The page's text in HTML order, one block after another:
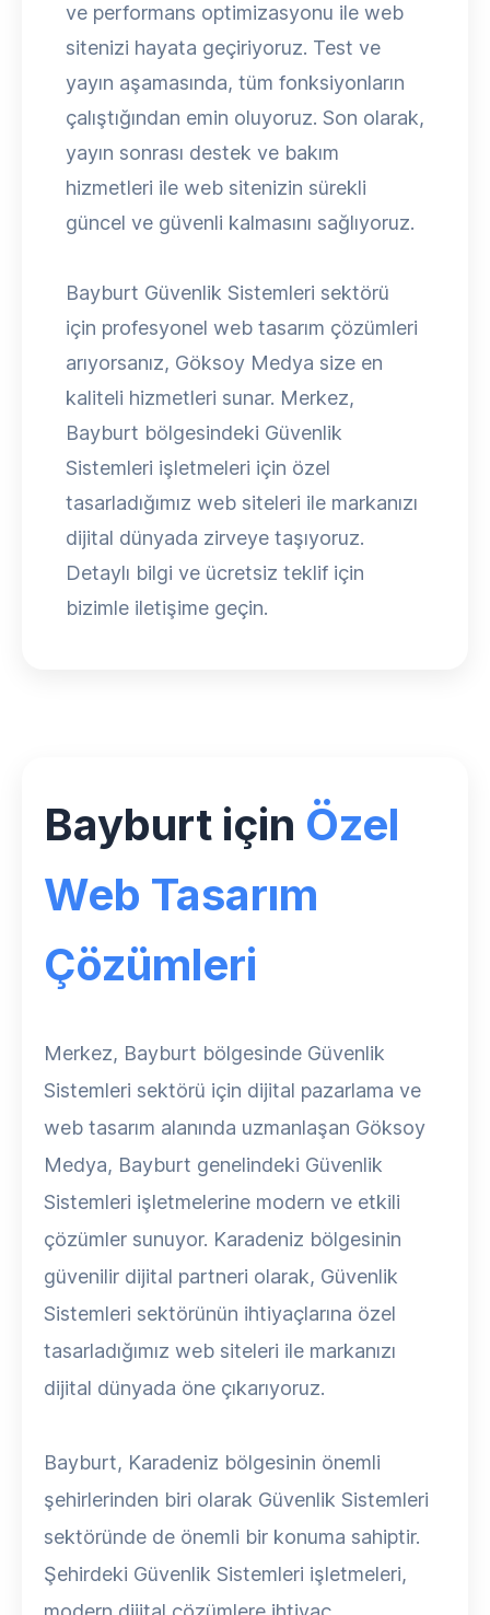
ve performans optimizasyonu ile web
sitenizi hayata geçiriyoruz. Test ve
yayın aşamasında, tüm fonksiyonların
çalıştığından emin oluyoruz. Son olarak,
yayın sonrası destek ve bakım
hizmetleri ile web sitenizin sürekli
güncel ve güvenli kalmasını sağlıyoruz.
Bayburt Güvenlik Sistemleri sektörü
için profesyonel web tasarım çözümleri
arıyorsanız, Göksoy Medya size en
kaliteli hizmetleri sunar. Merkez,
Bayburt bölgesindeki Güvenlik
Sistemleri işletmeleri için özel
tasarladığımız web siteleri ile markanızı
dijital dünyada zirveye taşıyoruz.
Detaylı bilgi ve ücretsiz teklif için
bizimle iletişime geçin.
Bayburt için Özel
Web Tasarım
Çözümleri
Merkez, Bayburt bölgesinde Güvenlik
Sistemleri sektörü için dijital pazarlama ve
web tasarım alanında uzmanlaşan Göksoy
Medya, Bayburt genelindeki Güvenlik
Sistemleri işletmelerine modern ve etkili
çözümler sunuyor. Karadeniz bölgesinin
güvenilir dijital partneri olarak, Güvenlik
Sistemleri sektörünün ihtiyaçlarına özel
tasarladığımız web siteleri ile markanızı
dijital dünyada öne çıkarıyoruz.
Bayburt, Karadeniz bölgesinin önemli
şehirlerinden biri olarak Güvenlik Sistemleri
sektöründe de önemli bir konuma sahiptir.
Şehirdeki Güvenlik Sistemleri işletmeleri,